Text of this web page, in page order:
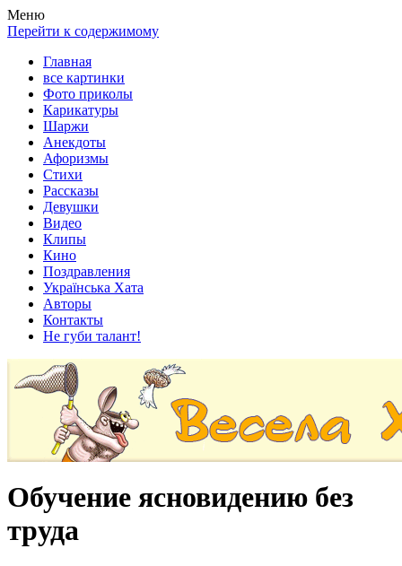
Весела хата — прикольные картинки, смешные истории,
клипы!
Покажем всем ваши фото приколы, карикатуры, шаржи, стихи,
рассказы, видео и песни!
Меню
Перейти к содержимому
Главная
все картинки
Фото приколы
Карикатуры
Шаржи
Анекдоты
Афоризмы
Стихи
Рассказы
Девушки
Видео
Клипы
Кино
Поздравления
Українська Хата
Авторы
Контакты
Не губи талант!
Обучение ясновидению без
труда